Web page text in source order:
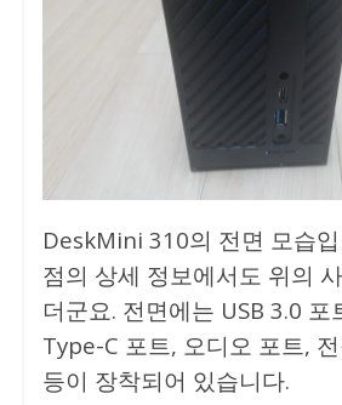
DeskMini 310의 전면 모습
점의 상세 정보에서도 위의
더군요. 전면에는 USB 3.0 포
Type-C 포트, 오디오 포트,
등이 장착되어 있습니다.